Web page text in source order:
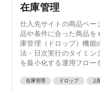
在庫管理
仕入先サイトの商品ペー
品や条件に合った商品を
庫管理（ドロップ）機能
法・日次実行のタイミン
を最小化する運用フロー
在庫管理 ドロップ 上